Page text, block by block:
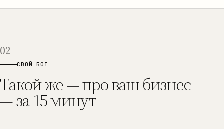
02
СВОЙ БОТ
Такой же — про ваш бизнес
— за 15 минут